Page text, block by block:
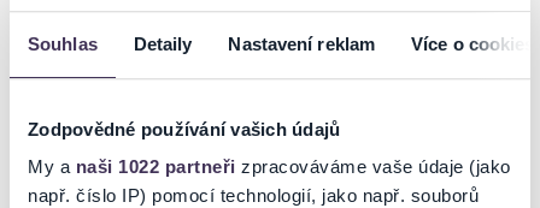
Souhlas Detaily Nastavení reklam Více o cookies
Zodpovědné používání vašich údajů
My a naši 1022 partneři zpracováváme vaše údaje (jako
např. číslo IP) pomocí technologií, jako např. souborů
Thomas Anders from
18.8.2026
IMT SMILE na zámku
19.8.2026